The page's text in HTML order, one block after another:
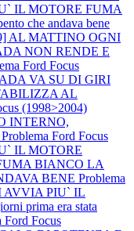
IL MOTORE FUMA
che andava bene
AL MATTINO OGNI
NON RENDE E
Ford Focus
VA SU DI GIRI
AL
(1998>2004)
INTERNO,
Problema Ford Focus
IL MOTORE
BIANCO LA
BENE Problema
AVVIA PIU` IL
prima era stata
Ford Focus